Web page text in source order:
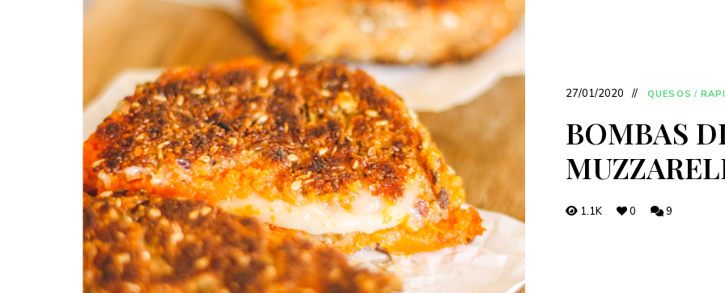
27/01/2020 QUESOS /
BOMBAS
1.1K 0 9